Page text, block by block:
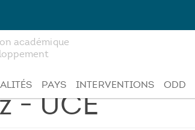
académique
PAYS INTERVENTIONS ODD
- UCE